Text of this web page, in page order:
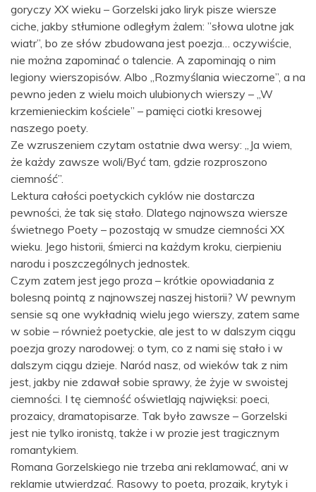
goryczy XX wieku – Gorzelski jako liryk pisze wiersze
ciche, jakby stłumione odległym żalem: ”słowa ulotne jak
wiatr”, bo ze słów zbudowana jest poezja… oczywiście,
nie można zapominać o talencie. A zapominają o nim
legiony wierszopisów. Albo „Rozmyślania wieczorne”, a na
pewno jeden z wielu moich ulubionych wierszy – „W
krzemienieckim kościele” – pamięci ciotki kresowej
naszego poety.
Ze wzruszeniem czytam ostatnie dwa wersy: „Ja wiem,
że każdy zawsze woli/Być tam, gdzie rozproszono
ciemność”.
Lektura całości poetyckich cyklów nie dostarcza
pewności, że tak się stało. Dlatego najnowsza wiersze
świetnego Poety – pozostają w smudze ciemności XX
wieku. Jego historii, śmierci na każdym kroku, cierpieniu
narodu i poszczególnych jednostek.
Czym zatem jest jego proza – krótkie opowiadania z
bolesną pointą z najnowszej naszej historii? W pewnym
sensie są one wykładnią wielu jego wierszy, zatem same
w sobie – również poetyckie, ale jest to w dalszym ciągu
poezja grozy narodowej: o tym, co z nami się stało i w
dalszym ciągu dzieje. Naród nasz, od wieków tak z nim
jest, jakby nie zdawał sobie sprawy, że żyje w swoistej
ciemności. I tę ciemność oświetlają najwięksi: poeci,
prozaicy, dramatopisarze. Tak było zawsze – Gorzelski
jest nie tylko ironistą, także i w prozie jest tragicznym
romantykiem.
Romana Gorzelskiego nie trzeba ani reklamować, ani w
reklamie utwierdzać. Rasowy to poeta, prozaik, krytyk i